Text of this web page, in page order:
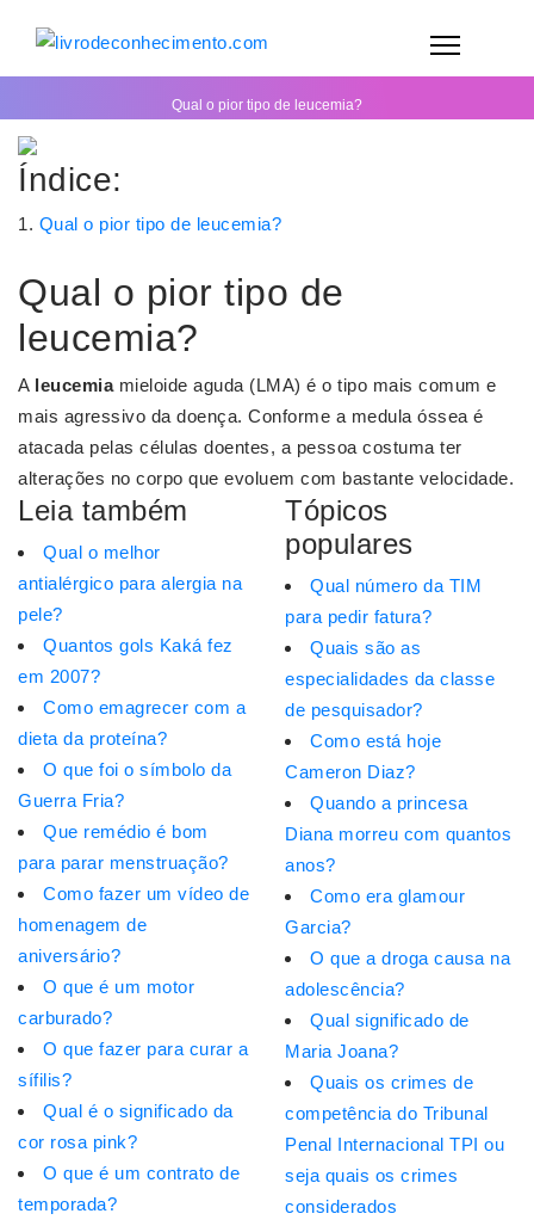
Qual o pior tipo de leucemia?
Índice:
Qual o pior tipo de leucemia?
Qual o pior tipo de
leucemia?
A leucemiamieloide aguda (LMA) é o tipo mais comum e
mais agressivo da doença. Conforme a medula óssea é
atacada pelas células doentes, a pessoa costuma ter
alterações no corpo que evoluem com bastante velocidade.
Leia também
Qual o melhor
antialérgico para alergia na
pele?
Quantos gols Kaká fez
em 2007?
Como emagrecer com a
dieta da proteína?
O que foi o símbolo da
Guerra Fria?
Que remédio é bom
para parar menstruação?
Como fazer um vídeo de
homenagem de
aniversário?
O que é um motor
carburado?
O que fazer para curar a
sífilis?
Qual é o significado da
cor rosa pink?
O que é um contrato de
temporada?
Tópicos
populares
Qual número da TIM
para pedir fatura?
Quais são as
especialidades da classe
de pesquisador?
Como está hoje
Cameron Diaz?
Quando a princesa
Diana morreu com quantos
anos?
Como era glamour
Garcia?
O que a droga causa na
adolescência?
Qual significado de
Maria Joana?
Quais os crimes de
competência do Tribunal
Penal Internacional TPI ou
seja quais os crimes
considerados